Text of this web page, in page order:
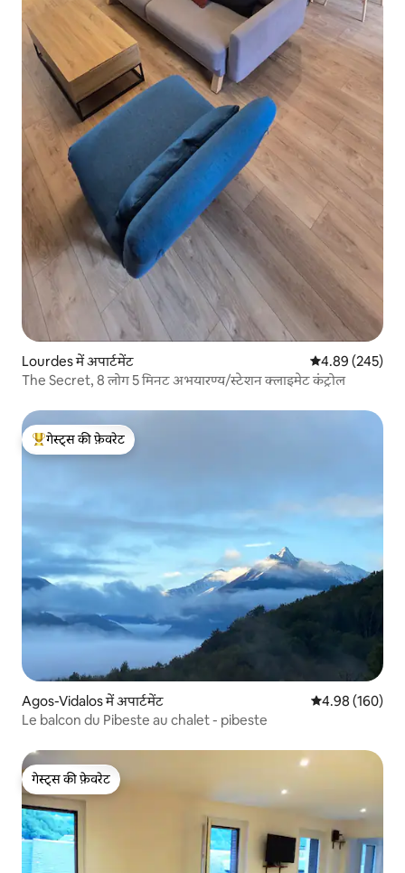
Lourdes में अपार्टमेंट औसत रेटिंग 5 में से
4.89 (245)
The Secret, 8 लोग 5 मिनट अभयारण्य/स्टेशन क्लाइमेट कंट्रोल
गेस्ट्स का टॉप फ़ेवरेट
गेस्ट्स की फ़ेवरेट
Agos-Vidalos में अपार्टमेंट औसत रेटिंग 5 में से
4.98 (160)
Le balcon du Pibeste au chalet - pibeste
गेस्ट्स की फ़ेवरेट
गेस्ट्स की फ़ेवरेट